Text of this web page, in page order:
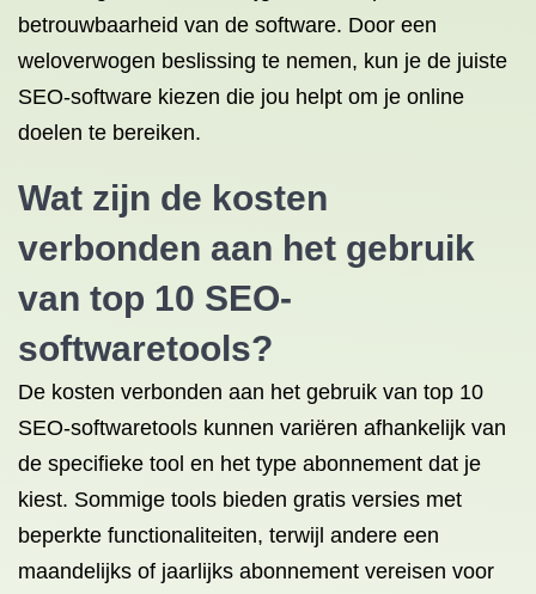
betrouwbaarheid van de software. Door een
weloverwogen beslissing te nemen, kun je de juiste
SEO-software kiezen die jou helpt om je online
doelen te bereiken.
Wat zijn de kosten
verbonden aan het gebruik
van top 10 SEO-
softwaretools?
De kosten verbonden aan het gebruik van top 10
SEO-softwaretools kunnen variëren afhankelijk van
de specifieke tool en het type abonnement dat je
kiest. Sommige tools bieden gratis versies met
beperkte functionaliteiten, terwijl andere een
maandelijks of jaarlijks abonnement vereisen voor